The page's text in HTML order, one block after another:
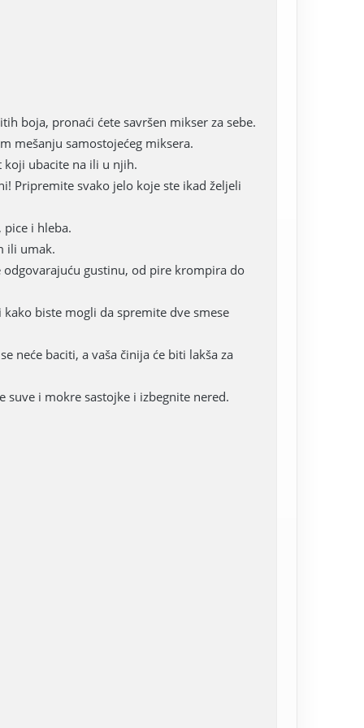
boja, pronaći ćete savršen mikser za sebe.
mešanju samostojećeg miksera.
koji ubacite na ili u njih.
Pripremite svako jelo koje ste ikad željeli
pice i hleba.
ili umak.
odgovarajuću gustinu, od pire krompira do
biste mogli da spremite dve smese
neće baciti, a vaša činija će biti lakša za
suve i mokre sastojke i izbegnite nered.